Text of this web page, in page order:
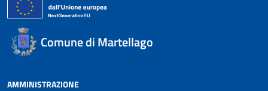
Comune di Martellago
AMMINISTRAZIONE